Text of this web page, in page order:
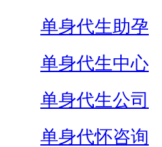
单身代生助孕
单身代生中心
单身代生公司
单身代怀咨询